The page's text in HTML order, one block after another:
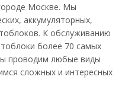
Москве. Мы
аккумуляторных,
К обслуживанию
более 70 самых
проводим любые виды
сложных и интересных